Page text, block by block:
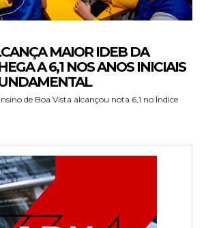
MAIOR IDEB DA
A 6,1 NOS ANOS INICIAIS
de Boa Vista alcançou nota 6,1 no Índice